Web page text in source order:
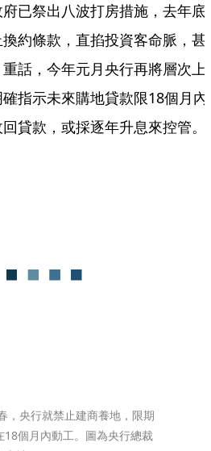
已祭出八波打房措施，去年底
約條款，直掐投資客命脈，甚
話，今年元月央行再將層次上
指示未來購地貸款限18個月內
貸款，或採逐年升息來控管。
，央行就禁止建商養地，限期
18個月內動工。圖為央行總裁